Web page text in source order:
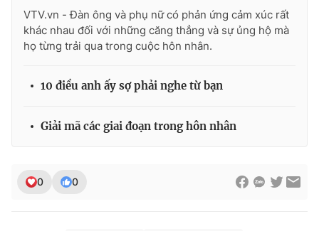
® Cấm sao chép dưới mọi hình thức nếu không có sự chấp
thuận bằng văn bản. Ghi rõ nguồn VTV.vn khi phát hành lại
thông tin từ website này.
VTV.vn - Đàn ông và phụ nữ có phản ứng cảm xúc rất
khác nhau đối với những căng thẳng và sự ủng hộ mà
họ từng trải qua trong cuộc hôn nhân.
10 điều anh ấy sợ phải nghe từ bạn
Giải mã các giai đoạn trong hôn nhân
0 0